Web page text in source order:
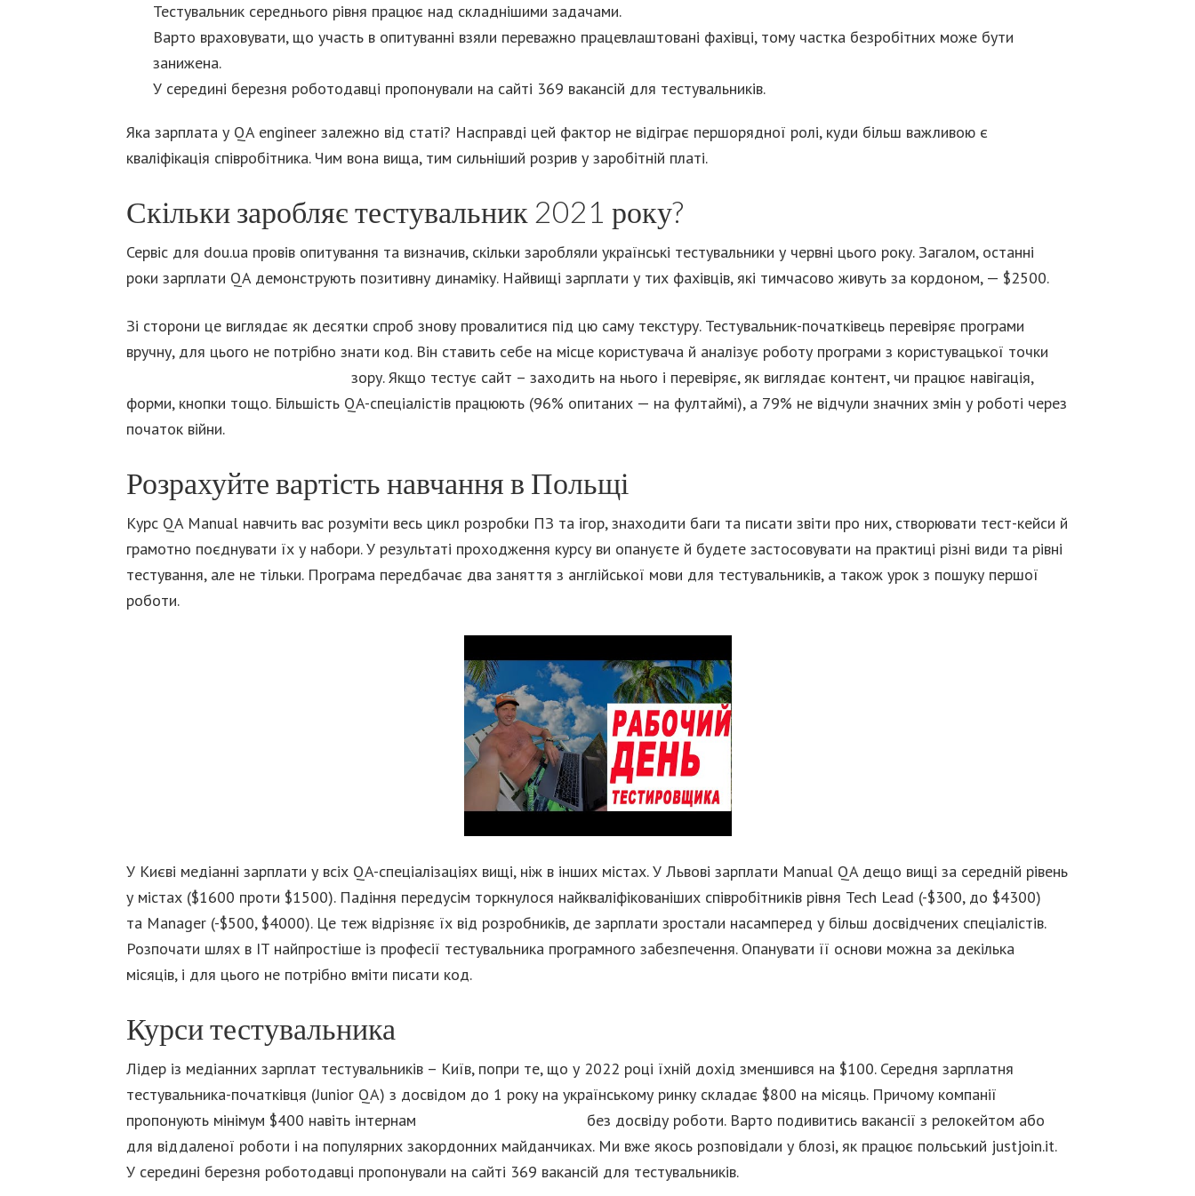
Тестувальник середнього рівня працює над складнішими задачами.
Варто враховувати, що участь в опитуванні взяли переважно працевлаштовані фахівці, тому частка безробітних може бути
занижена.
У середині березня роботодавці пропонували на сайті 369 вакансій для тестувальників.
Яка зарплата у QA engineer залежно від статі? Насправді цей фактор не відіграє першорядної ролі, куди більш важливою є
кваліфікація співробітника. Чим вона вища, тим сильніший розрив у заробітній платі.
Скільки заробляє тестувальник 2021 року?
Сервіс для dou.ua провів опитування та визначив, скільки заробляли українські тестувальники у червні цього року. Загалом, останні
роки зарплати QA демонструють позитивну динаміку. Найвищі зарплати у тих фахівців, які тимчасово живуть за кордоном, — $2500.
Зі сторони це виглядає як десятки спроб знову провалитися під цю саму текстуру. Тестувальник-початківець перевіряє програми
вручну, для цього не потрібно знати код. Він ставить себе на місце користувача й аналізує роботу програми з користувацької точки
зору. Якщо тестує сайт – заходить на нього і перевіряє, як виглядає контент, чи працює навігація,
форми, кнопки тощо. Більшість QA-спеціалістів працюють (96% опитаних — на фултаймі), а 79% не відчули значних змін у роботі через
початок війни.
Розрахуйте вартість навчання в Польщі
Курс QA Manual навчить вас розуміти весь цикл розробки ПЗ та ігор, знаходити баги та писати звіти про них, створювати тест-кейси й
грамотно поєднувати їх у набори. У результаті проходження курсу ви опануєте й будете застосовувати на практиці різні види та рівні
тестування, але не тільки. Програма передбачає два заняття з англійської мови для тестувальників, а також урок з пошуку першої
роботи.
У Києві медіанні зарплати у всіх QA-спеціалізаціях вищі, ніж в інших містах. У Львові зарплати Manual QA дещо вищі за середній рівень
у містах ($1600 проти $1500). Падіння передусім торкнулося найкваліфікованіших співробітників рівня Tech Lead (-$300, до $4300)
та Manager (-$500, $4000). Це теж відрізняє їх від розробників, де зарплати зростали насамперед у більш досвідчених спеціалістів.
Розпочати шлях в IT найпростіше із професії тестувальника програмного забезпечення. Опанувати її основи можна за декілька
місяців, і для цього не потрібно вміти писати код.
Курси тестувальника
Лідер із медіанних зарплат тестувальників – Київ, попри те, що у 2022 році їхній дохід зменшився на $100. Середня зарплатня
тестувальника-початківця (Junior QA) з досвідом до 1 року на українському ринку складає $800 на місяць. Причому компанії
пропонують мінімум $400 навіть інтернам
без досвіду роботи. Варто подивитись вакансії з релокейтом або
для віддаленої роботи і на популярних закордонних майданчиках. Ми вже якось розповідали у блозі, як працює польський justjoin.it.
У середині березня роботодавці пропонували на сайті 369 вакансій для тестувальників.